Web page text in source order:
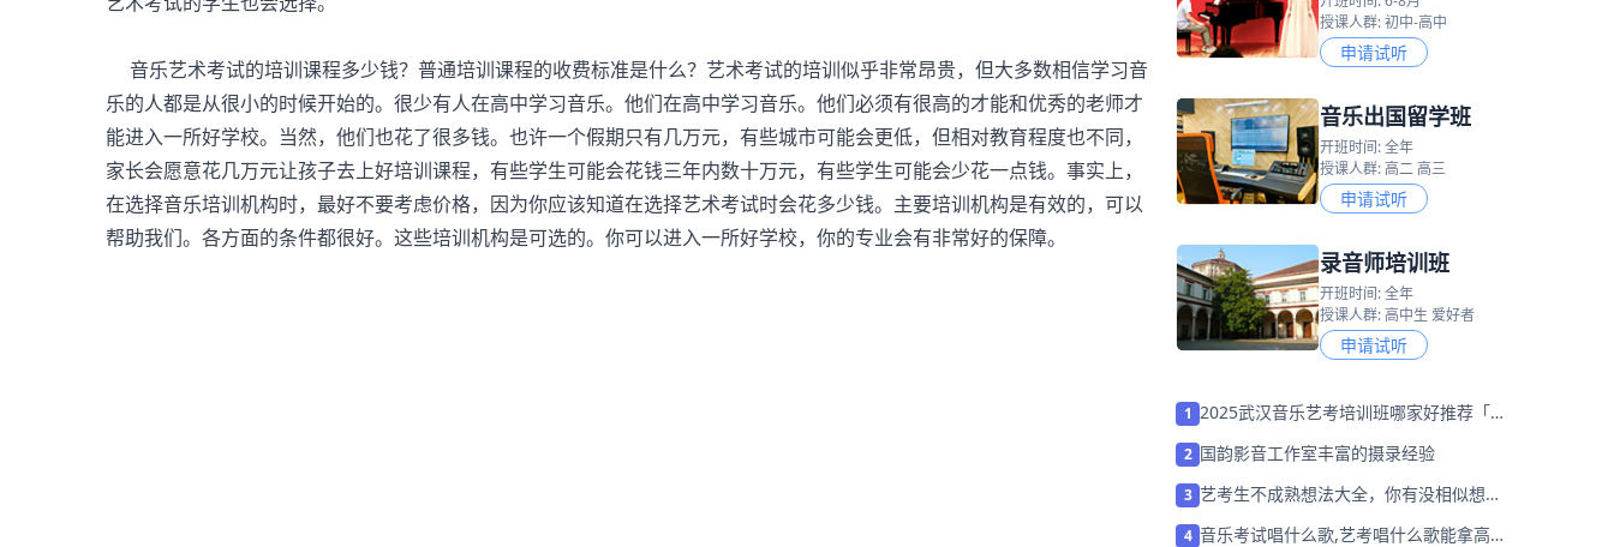
音乐艺术考试的培训课程多少钱？普通培训课程的收费标准是什么？艺术考试的培训似乎非常昂贵，但大多数相信学习音
乐的人都是从很小的时候开始的。很少有人在高中学习音乐。他们在高中学习音乐。他们必须有很高的才能和优秀的老师才
能进入一所好学校。当然，他们也花了很多钱。也许一个假期只有几万元，有些城市可能会更低，但相对教育程度也不同，
家长会愿意花几万元让孩子去上好培训课程，有些学生可能会花钱三年内数十万元，有些学生可能会少花一点钱。事实上，
在选择音乐培训机构时，最好不要考虑价格，因为你应该知道在选择艺术考试时会花多少钱。主要培训机构是有效的，可以
帮助我们。各方面的条件都很好。这些培训机构是可选的。你可以进入一所好学校，你的专业会有非常好的保障。
授课人群: 初中-高中
申请试听
音乐出国留学班
开班时间: 全年
授课人群: 高二 高三
申请试听
录音师培训班
开班时间: 全年
授课人群: 高中生 爱好者
申请试听
1 2025武汉音乐艺考培训班哪家好推荐「考
2 国韵影音工作室丰富的摄录经验
3 艺考生不成熟想法大全，你有没相似想
4 音乐考试唱什么歌,艺考唱什么歌能拿高